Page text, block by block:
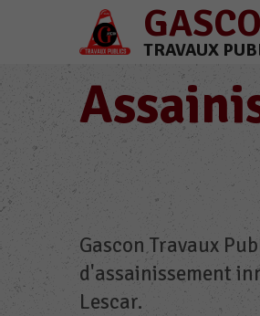
TRAVAUX
Gascon Travaux
d'assainissement
Lescar.